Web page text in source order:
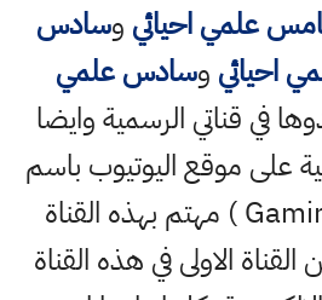
علمي احيائي وسادس
احيائي وسادس علمي
في قناتي الرسمية وايضا
على موقع اليوتيوب باسم
( احمد مهدي Gaming ) مهتم بهذه القناة
الاولى في هذه القناة